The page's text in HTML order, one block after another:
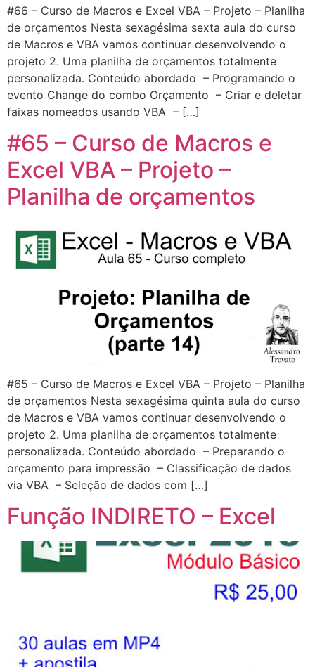
#66 – Curso de Macros e Excel VBA – Projeto – Planilha
de orçamentos Nesta sexagésima sexta aula do curso
de Macros e VBA vamos continuar desenvolvendo o
projeto 2. Uma planilha de orçamentos totalmente
personalizada. Conteúdo abordado – Programando o
evento Change do combo Orçamento – Criar e deletar
faixas nomeados usando VBA – […]
#65 – Curso de Macros e
Excel VBA – Projeto –
Planilha de orçamentos
#65 – Curso de Macros e Excel VBA – Projeto – Planilha
de orçamentos Nesta sexagésima quinta aula do curso
de Macros e VBA vamos continuar desenvolvendo o
projeto 2. Uma planilha de orçamentos totalmente
personalizada. Conteúdo abordado – Preparando o
orçamento para impressão – Classificação de dados
via VBA – Seleção de dados com […]
Função INDIRETO – Excel